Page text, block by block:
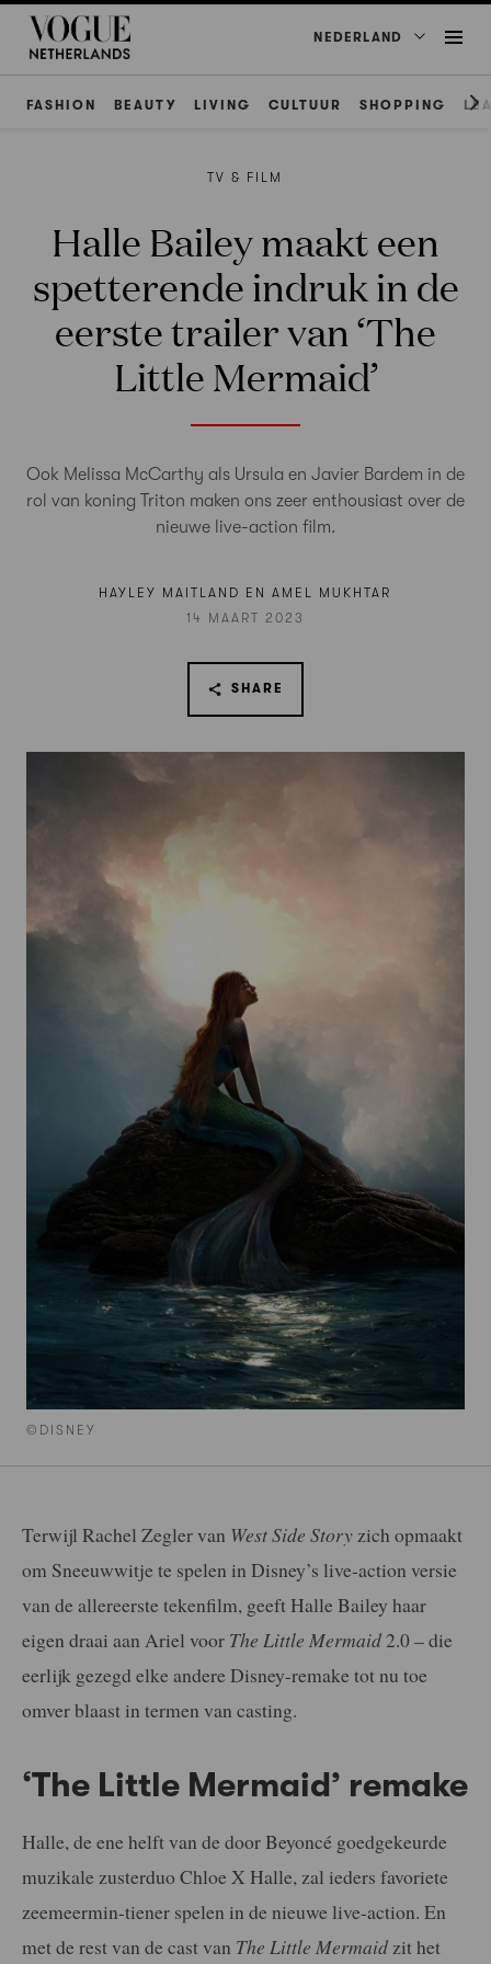
NEDERLAND
FASHION BEAUTY LIVING CULTUUR SHOPPING
©DISNEY
TV & FILM
Halle Bailey maakt een
spetterende indruk in de
eerste trailer van ‘The
Little Mermaid’
Ook Melissa McCarthy als Ursula en Javier Bardem in de
rol van koning Triton maken ons zeer enthousiast over de
nieuwe live-action film.
HAYLEY MAITLAND EN AMEL MUKHTAR
14 MAART 2023
SHARE
Terwijl Rachel Zegler van West Side Story zich opmaakt
om Sneeuwwitje te spelen in Disney’s live-action versie
van de allereerste tekenfilm, geeft Halle Bailey haar
eigen draai aan Ariel voor The Little Mermaid2.0 – die
eerlijk gezegd elke andere Disney-remake tot nu toe
omver blaast in termen van casting.
‘The Little Mermaid’ remake
Halle, de ene helft van de door Beyoncé goedgekeurde
muzikale zusterduo Chloe X Halle, zal ieders favoriete
zeemeermin-tiener spelen in de nieuwe live-action. En
met de rest van de cast van The Little Mermaid zit het